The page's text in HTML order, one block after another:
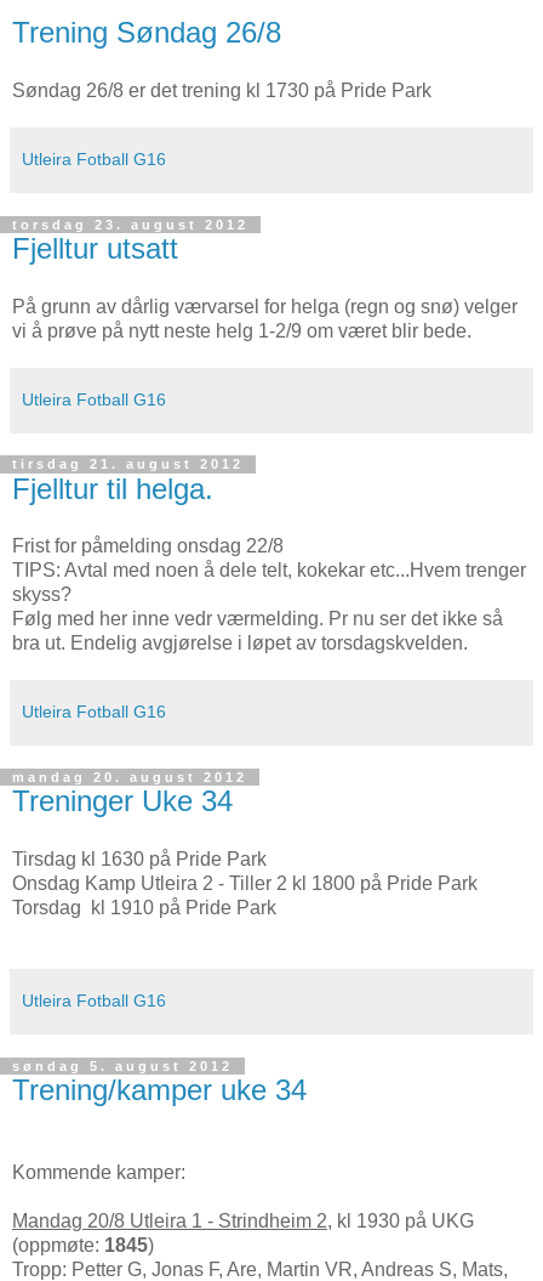
Trening Søndag 26/8
Søndag 26/8 er det trening kl 1730 på Pride Park
Utleira Fotball G16
torsdag 23. august 2012
Fjelltur utsatt
På grunn av dårlig værvarsel for helga (regn og snø) velger
vi å prøve på nytt neste helg 1-2/9 om været blir bede.
Utleira Fotball G16
tirsdag 21. august 2012
Fjelltur til helga.
Frist for påmelding onsdag 22/8
TIPS: Avtal med noen å dele telt, kokekar etc...Hvem trenger
skyss?
Følg med her inne vedr værmelding. Pr nu ser det ikke så
bra ut. Endelig avgjørelse i løpet av torsdagskvelden.
Utleira Fotball G16
mandag 20. august 2012
Treninger Uke 34
Tirsdag kl 1630 på Pride Park
Onsdag Kamp Utleira 2 - Tiller 2 kl 1800 på Pride Park
Torsdag kl 1910 på Pride Park
Utleira Fotball G16
søndag 5. august 2012
Trening/kamper uke 34
Kommende kamper:
Mandag 20/8 Utleira 1 - Strindheim 2, kl 1930 på UKG
(oppmøte: 1845)
Tropp: Petter G, Jonas F, Are, Martin VR, Andreas S, Mats,